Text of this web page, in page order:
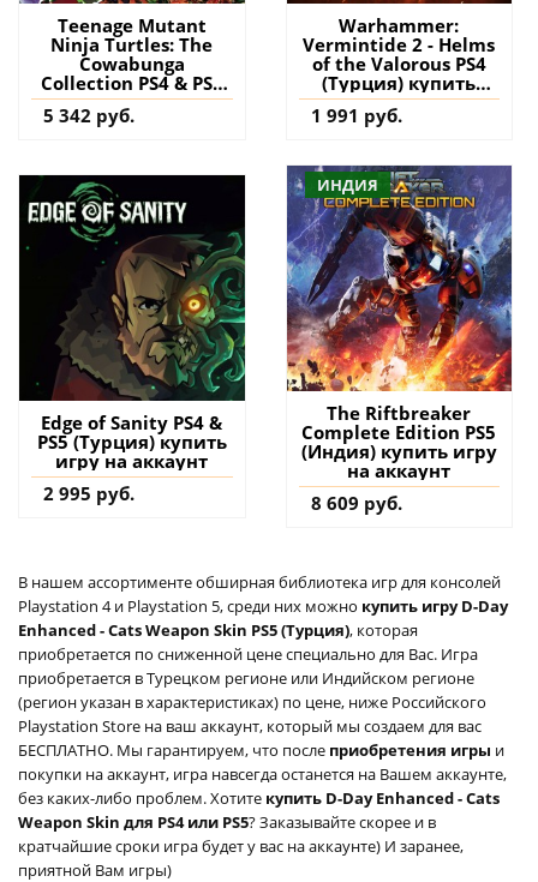
Teenage Mutant
Ninja Turtles: The
Cowabunga
Collection PS4 & PS5
(Индия) купить игру
на аккаунт
5 342 руб.
Warhammer:
Vermintide 2 - Helms
of the Valorous PS4
(Турция) купить
дополнение на
аккаунт
1 991 руб.
Edge of Sanity PS4 &
PS5 (Турция) купить
игру на аккаунт
2 995 руб.
ИНДИЯ
The Riftbreaker
Complete Edition PS5
(Индия) купить игру
на аккаунт
8 609 руб.
В нашем ассортименте обширная библиотека игр для консолей
Playstation 4 и Playstation 5, среди них можно купить игру D-Day
Enhanced - Cats Weapon Skin PS5 (Турция), которая
приобретается по сниженной цене специально для Вас. Игра
приобретается в Турецком регионе или Индийском регионе
(регион указан в характеристиках) по цене, ниже Российского
Playstation Store на ваш аккаунт, который мы создаем для вас
БЕСПЛАТНО. Мы гарантируем, что после приобретения игры и
покупки на аккаунт, игра навсегда останется на Вашем аккаунте,
без каких-либо проблем. Хотите купить D-Day Enhanced - Cats
Weapon Skin для PS4 или PS5? Заказывайте скорее и в
кратчайшие сроки игра будет у вас на аккаунте) И заранее,
приятной Вам игры)